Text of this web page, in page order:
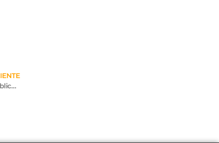
Gran Éxito: “Semana de la Laudato Si’, a 5 años de su publicación”